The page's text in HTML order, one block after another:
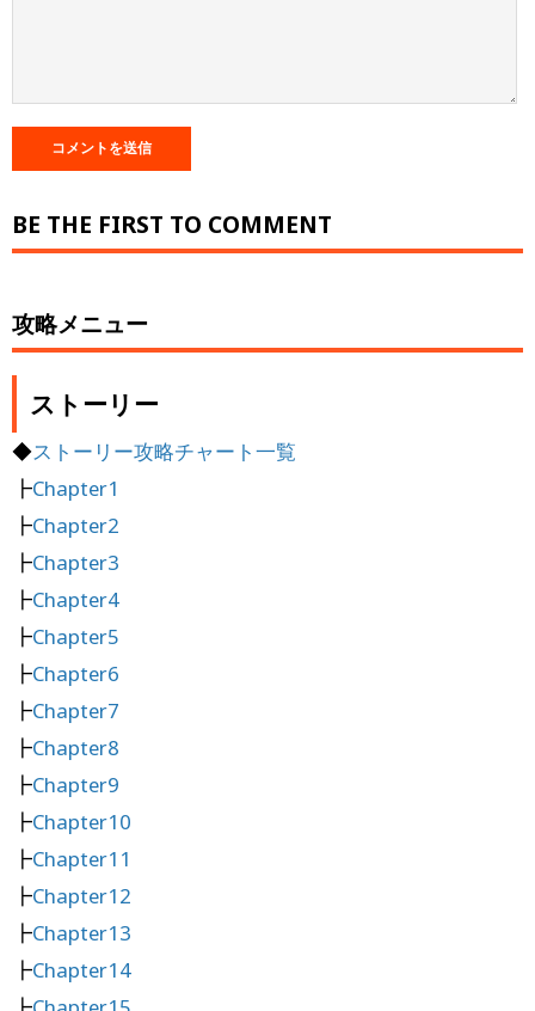
BE THE FIRST TO COMMENT
攻略メニュー
ストーリー
◆ストーリー攻略チャート一覧
┣Chapter1
┣Chapter2
┣Chapter3
┣Chapter4
┣Chapter5
┣Chapter6
┣Chapter7
┣Chapter8
┣Chapter9
┣Chapter10
┣Chapter11
┣Chapter12
┣Chapter13
┣Chapter14